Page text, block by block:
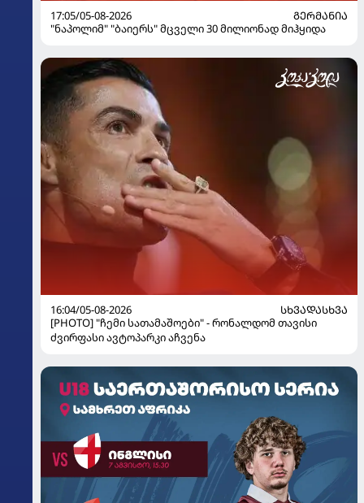
17:05/05-08-2026
ᲒᲔᲠᲛᲐᲜᲘᲐ
"ნაპოლიმ" "ბაიერს" მცველი 30 მილიონად მიჰყიდა
16:04/05-08-2026
ᲡᲮᲕᲐᲓᲐᲡᲮᲕᲐ
[PHOTO] "ჩემი სათამაშოები" - რონალდომ თავისი
ძვირფასი ავტოპარკი აჩვენა